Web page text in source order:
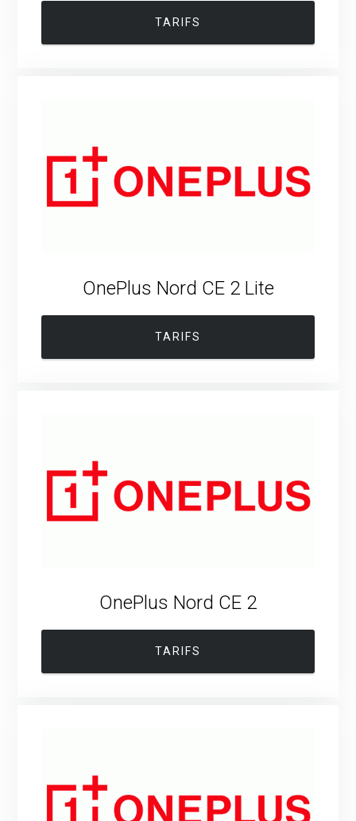
TARIFS
OnePlus Nord CE 2 Lite
TARIFS
OnePlus Nord CE 2
TARIFS